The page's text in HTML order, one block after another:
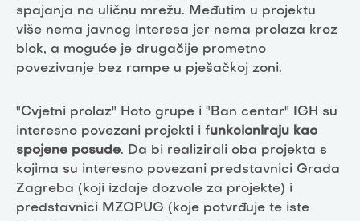
spajanja na uličnu mrežu. Međutim u projektu
više nema javnog interesa jer nema prolaza kroz
blok, a moguće je drugačije prometno
povezivanje bez rampe u pješačkoj zoni.
"Cvjetni prolaz" Hoto grupe i "Ban centar" IGH su
interesno povezani projekti i funkcioniraju kao
spojene posude. Da bi realizirali oba projekta s
kojima su interesno povezani predstavnici Grada
Zagreba (koji izdaje dozvole za projekte) i
predstavnici MZOPUG (koje potvrđuje te iste